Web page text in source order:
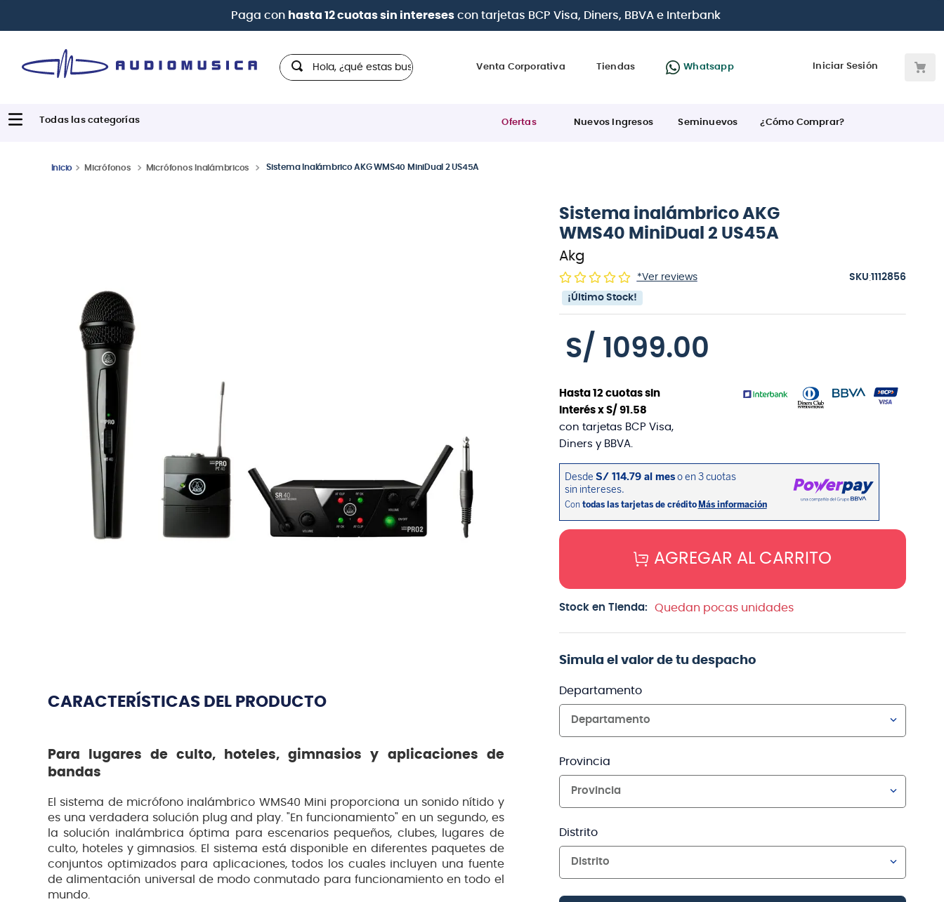
| Paga en cuotasdesde 0% de interés con todas las tarjetas de crédito
Hola, ¿qué estas buscando?
Venta Corporativa Tiendas Whatsapp Iniciar Sesión
Ofertas Nuevos Ingresos Seminuevos ¿Cómo Comprar?
Micrófonos Micrófonos Inalámbricos Sistema Inalámbrico AKG WMS40 MiniDual 2 US45A
CARACTERÍSTICAS DEL PRODUCTO
Para lugares de culto, hoteles, gimnasios y aplicaciones de
bandas
El sistema de micrófono inalámbrico WMS40 Mini proporciona un sonido nítido y
es una verdadera solución plug and play. "En funcionamiento" en un segundo, es
la solución inalámbrica óptima para escenarios pequeños, clubes, lugares de
culto, hoteles y gimnasios. El sistema está disponible en diferentes paquetes de
conjuntos optimizados para aplicaciones, todos los cuales incluyen una fuente
de alimentación universal de modo conmutado para funcionamiento en todo el
mundo.
Sistema inalámbrico AKG
WMS40 MiniDual 2 US45A
Akg
*Ver reviews :1112856
¡Último Stock!
S/ 1099.00
Hasta 12cuotas sin
interés x S/ 91 .58
con tarjetas BCP Visa,
Diners y BBVA.
AGREGAR AL CARRITO
Stock en Tienda: Quedan pocas unidades
Simula el valor de tu despacho
Departamento
Departamento
Provincia
Provincia
Distrito
Distrito